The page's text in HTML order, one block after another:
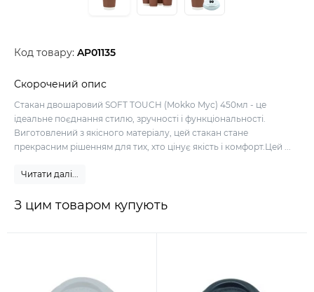
Код товару: AP01135
Скорочений опис
Стакан двошаровий SOFT TOUCH (Mokko Myc) 450мл - це
ідеальне поєднання стилю, зручності і функціональності.
Виготовлений з якісного матеріалу, цей стакан стане
прекрасним рішенням для тих, хто цінує якість і комфорт.Цей ...
Читати далі...
З цим товаром купують